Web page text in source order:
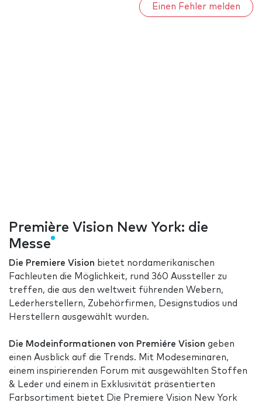
Einen Fehler melden
Première Vision New York: die
Messe
Die Premiere Vision bietet nordamerikanischen
Fachleuten die Möglichkeit, rund 360 Aussteller zu
treffen, die aus den weltweit führenden Webern,
Lederherstellern, Zubehörfirmen, Designstudios und
Herstellern ausgewählt wurden.
Die Modeinformationen von Premiére Vision geben
einen Ausblick auf die Trends. Mit Modeseminaren,
einem inspirierenden Forum mit ausgewählten Stoffen
& Leder und einem in Exklusivität präsentierten
Farbsortiment bietet Die Premiere Vision New York